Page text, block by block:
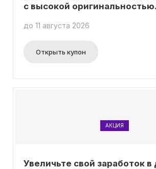
с высокой оригинальностью.
до 11 августа 2026
Открыть купон
АКЦИЯ
Увеличьте свой заработок в